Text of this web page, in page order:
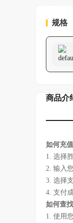
规格
商品介
如何充
1. 选择
2. 输入
3. 选择
4. 支付
如何查
1. 使用